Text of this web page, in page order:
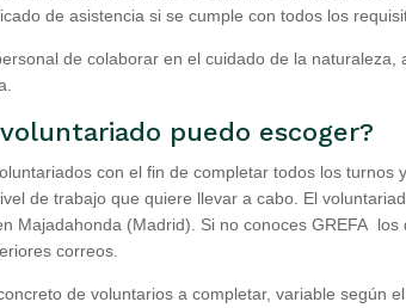
de asistencia si se cumple con todos los
de colaborar en el cuidado de la
puedo escoger?
con el fin de completar todos los turnos
de trabajo que quiere llevar a cabo. El
Majadahonda (Madrid). Si no conoces GREFA
correos.
de voluntarios a completar, variable según